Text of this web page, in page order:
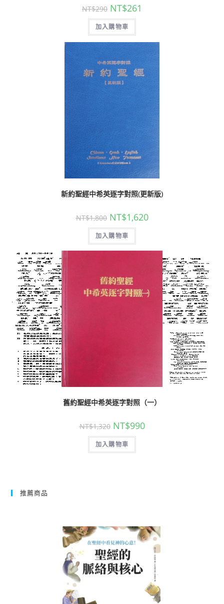
NT$290 NT$261
加入購物車
新約聖經中希英逐字對照(更新版)
NT$1,800 NT$1,620
加入購物車
舊約聖經中希英逐字對照（一）
NT$1,320 NT$990
加入購物車
推薦商品